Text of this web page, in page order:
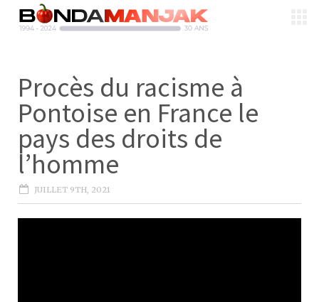
Procès du racisme à
Pontoise en France le
pays des droits de
l’homme
JUILLET 9TH, 2021